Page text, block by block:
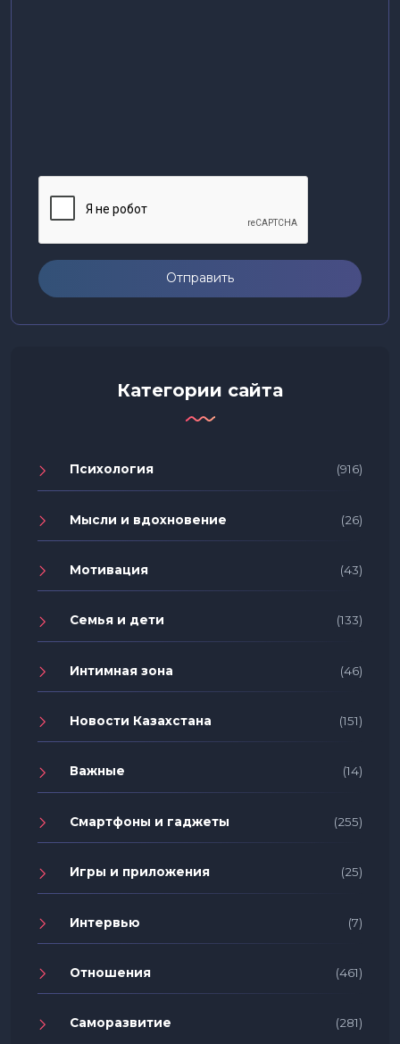
Отправить
Категории сайта
Психология (916)
Мысли и вдохновение (26)
Мотивация (43)
Семья и дети (133)
Интимная зона (46)
Новости Казахстана (151)
Важные (14)
Смартфоны и гаджеты (255)
Игры и приложения (25)
Интервью (7)
Отношения (461)
Саморазвитие (281)